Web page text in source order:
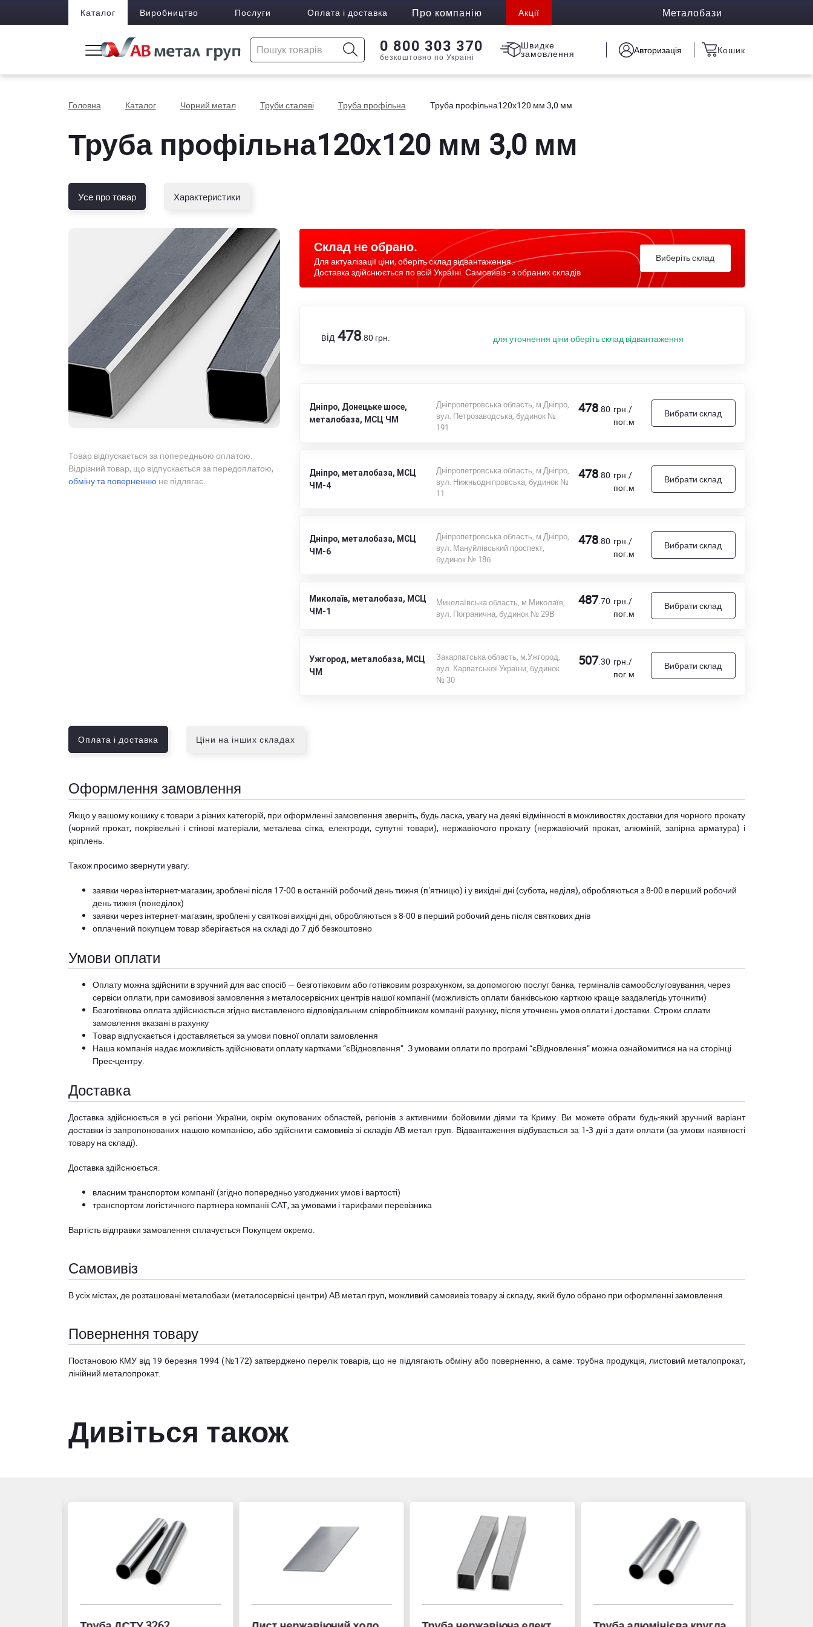
Каталог Виробництво Послуги Оплата і доставка Про компанію Акції Металобази
0 800 303 370
безкоштовно по Україні
Швидке
замовлення Авторизація Кошик
Головна Каталог Чорний метал Труби сталеві Труба профільна Труба профільна120х120 мм 3,0 мм
Труба профільна120х120 мм 3,0 мм
Усе про товар Характеристики
Товар відпускається за попередньою оплатою.
Відрізний товар, що відпускається за передоплатою,
обміну та поверненню не підлягає.
Склад не обрано.
Для актуалізації ціни, оберіть склад відвантаження.
Доставка здійснюється по всій Україні. Самовивіз - з обраних складів
Виберіть склад
від 478.80 грн. для уточнення ціни оберіть склад відвантаження
Дніпро, Донецьке шосе,
металобаза, МСЦ ЧМ
Дніпропетровська область, м.Дніпро,
вул. Петрозаводська, будинок №
191
478.80 грн./
пог.м
Вибрати склад
Дніпро, металобаза, МСЦ
ЧМ-4
Дніпропетровська область, м.Дніпро,
вул. Нижньодніпровська, будинок №
11
478.80 грн./
пог.м
Вибрати склад
Дніпро, металобаза, МСЦ
ЧМ-6
Дніпропетровська область, м.Дніпро,
вул. Мануйлівський проспект,
будинок № 18б
478.80 грн./
пог.м
Вибрати склад
Миколаїв, металобаза, МСЦ
ЧМ-1
Миколаївська область, м.Миколаїв,
вул. Погранична, будинок № 29В
487.70 грн./
пог.м
Вибрати склад
Ужгород, металобаза, МСЦ
ЧМ
Закарпатська область, м.Ужгород,
вул. Карпатської України, будинок
№ 30
507.30 грн./
пог.м
Вибрати склад
Оплата і доставка Ціни на інших складах
Оформлення замовлення
Якщо у вашому кошику є товари з різних категорій, при оформленні замовлення зверніть, будь ласка, увагу на деякі відмінності в можливостях доставки для чорного прокату
(чорний прокат, покрівельні і стінові матеріали, металева сітка, електроди, супутні товари), нержавіючого прокату (нержавіючий прокат, алюміній, запірна арматура) і
кріплень.
Також просимо звернути увагу:
заявки через інтернет-магазин, зроблені після 17-00 в останній робочий день тижня (пʼятницю) і у вихідні дні (субота, неділя), обробляються з 8-00 в перший робочий
день тижня (понеділок)
заявки через інтернет-магазин, зроблені у святкові вихідні дні, обробляються з 8-00 в перший робочий день після святкових днів
оплачений покупцем товар зберігається на складі до 7 діб безкоштовно
Умови оплати
Оплату можна здійснити в зручний для вас спосіб — безготівковим або готівковим розрахунком, за допомогою послуг банка, терміналів самообслуговування, через
сервіси оплати, при самовивозі замовлення з металосервісних центрів нашої компанії (можливість оплати банківською карткою краще заздалегідь уточнити)
Безготівкова оплата здійснюється згідно виставленого відповідальним співробітником компанії рахунку, після уточнень умов оплати і доставки. Строки сплати
замовлення вказані в рахунку
Товар відпускається і доставляється за умови повної оплати замовлення
Наша компанія надає можливість здійснювати оплату картками “єВідновлення”. З умовами оплати по програмі “єВідновлення” можна ознайомитися на на сторінці
Прес-центру.
Доставка
Доставка здійснюється в усі регіони України, окрім окупованих областей, регіонів з активними бойовими діями та Криму. Ви можете обрати будь-який зручний варіант
доставки із запропонованих нашою компанією, або здійснити самовивіз зі складів АВ метал груп. Відвантаження відбувається за 1-3 дні з дати оплати (за умови наявності
товару на складі).
Доставка здійснюється:
власним транспортом компанії (згідно попередньо узгоджених умов і вартості)
транспортом логістичного партнера компанії САТ, за умовами і тарифами перевізника
Вартість відправки замовлення сплачується Покупцем окремо.
Самовивіз
В усіх містах, де розташовані металобази (металосервісні центри) АВ метал груп, можливий самовивіз товару зі складу, який було обрано при оформленні замовлення.
Повернення товару
Постановою КМУ від 19 березня 1994 (№172) затверджено перелік товарів, що не підлягають обміну або поверненню, а саме: трубна продукція, листовий металопрокат,
лінійний металопрокат.
Дивіться також